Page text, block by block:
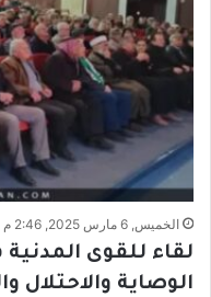
الخميس, 6 مارس 2025, 2:46 م
لقاء للقوى
الوصاية والاحتلال